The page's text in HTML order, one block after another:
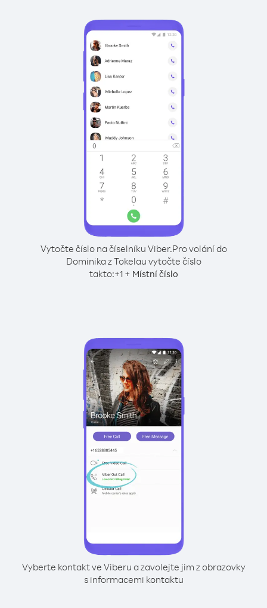
Vytočte číslo na číselníku Viber.Pro volání do
Dominika z Tokelau vytočte číslo
takto:+1+ Místní číslo
Vyberte kontakt ve Viberu a zavolejte jim z obrazovky
s informacemi kontaktu